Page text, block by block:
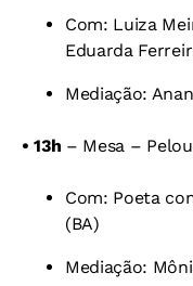
Com: Luiza
Eduarda
Mediação:
• 13h – Mesa –
Com: Poeta
(BA)
Mediação: